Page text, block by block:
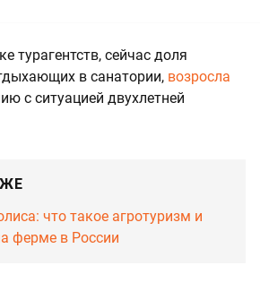
турагентств, сейчас доля
в санатории, возросла
с ситуацией двухлетней
что такое агротуризм и
ферме в России